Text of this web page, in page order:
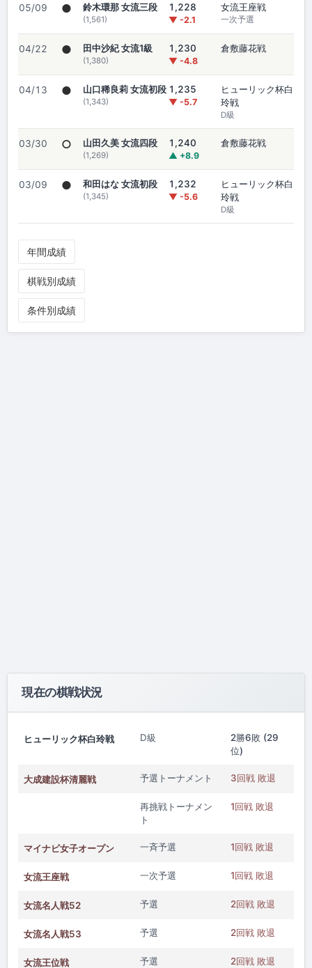
05/09 ● 鈴木環那 女流三段
(1,561)
1,228
▼ -2.1
女流王座戦
一次予選
04/22 ● 田中沙紀 女流1級
(1,380)
1,230
▼ -4.8
倉敷藤花戦
04/13 ● 山口稀良莉 女流初段
(1,343)
1,235
▼ -5.7
ヒューリック杯白
玲戦
D級
03/30 ○ 山田久美 女流四段
(1,269)
1,240
▲ +8.9
倉敷藤花戦
03/09 ● 和田はな 女流初段
(1,345)
1,232
▼ -5.6
ヒューリック杯白
玲戦
D級
年間成績
棋戦別成績
条件別成績
現在の棋戦状況
ヒューリック杯白玲戦 D級
2勝6敗 (29
位)
大成建設杯清麗戦 予選トーナメント 3回戦 敗退
再挑戦トーナメン
ト
1回戦 敗退
マイナビ女子オープン 一斉予選 1回戦 敗退
女流王座戦 一次予選 1回戦 敗退
女流名人戦52 予選 2回戦 敗退
女流名人戦53 予選 2回戦 敗退
女流王位戦 予選 2回戦 敗退